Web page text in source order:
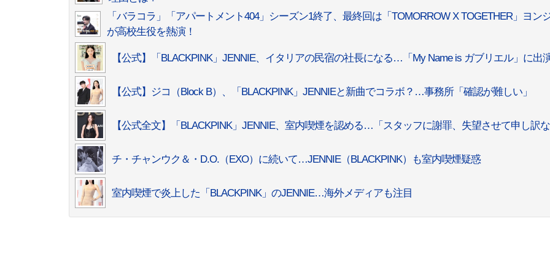
「バラコラ」「アパートメント404」シーズン1終了、最終回は「TOMORROW X TOGETHER」ヨン
が高校生役を熱演！
【公式】「BLACKPINK」JENNIE、イタリアの民宿の社長になる…「My Name is ガブリエル」に出
【公式】ジコ（Block B）、「BLACKPINK」JENNIEと新曲でコラボ？…事務所「確認が難しい」
【公式全文】「BLACKPINK」JENNIE、室内喫煙を認める…「スタッフに謝罪、失望させて申し訳な
チ・チャンウク＆・D.O.（EXO）に続いて…JENNIE（BLACKPINK）も室内喫煙疑惑
室内喫煙で炎上した「BLACKPINK」のJENNIE…海外メディアも注目